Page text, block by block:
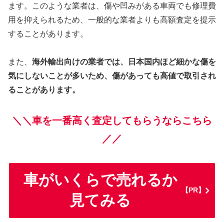
ます。このような業者は、傷や凹みがある車両でも修理費
用を抑えられるため、一般的な業者よりも高額査定を提示
することがあります。
また、 海外輸出向けの業者では、日本国内ほど細かな傷を
気にしないことが多いため、傷があっても高値で取引され
ることがあります。
＼＼車を一番高く査定してもらうならこちら
／／
車がいくらで売れるか
見てみる
【PR】